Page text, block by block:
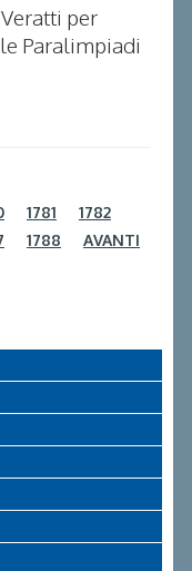
per
Paralimpiadi
1781
1782
1788
AVANTI